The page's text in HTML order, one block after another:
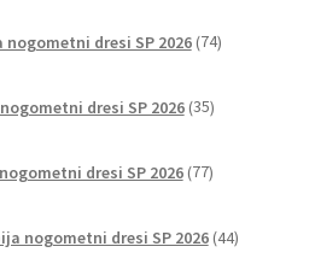
nogometni dresi SP 2026 74izdelkov
dresi SP 2026 35izdelkov
dresi SP 2026 77izdelkov
nogometni dresi SP 2026 44izdelkov